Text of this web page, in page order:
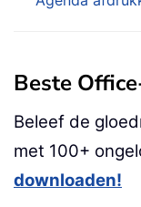
Beste
Beleef de
met 100+
downloaden!